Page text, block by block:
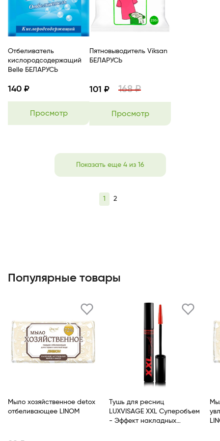
Отбеливатель
кислородсодержащий
Belle БЕЛАРУСЬ
140 ₽
Просмотр
Пятновыводитель Viksan
БЕЛАРУСЬ
101 ₽ 168 ₽
Просмотр
Показать еще 4 из 16
1 2
Популярные товары
Мыло хозяйственное detox
отбеливающее LINOM
Тушь для ресниц
LUXVISAGE XXL Суперобъем
- Эффект накладных